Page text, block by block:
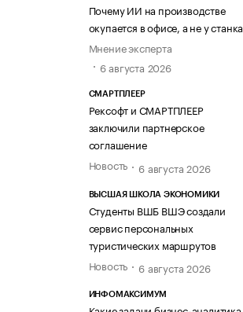
Почему ИИ на производстве
окупается в офисе, а не у станка
Мнение эксперта
6 августа 2026
СМАРТПЛЕЕР
Рексофт и СМАРТПЛЕЕР
заключили партнерское
соглашение
Новость
6 августа 2026
ВЫСШАЯ ШКОЛА ЭКОНОМИКИ
Студенты ВШБ ВШЭ создали
сервис персональных
туристических маршрутов
Новость
6 августа 2026
ИНФОМАКСИМУМ